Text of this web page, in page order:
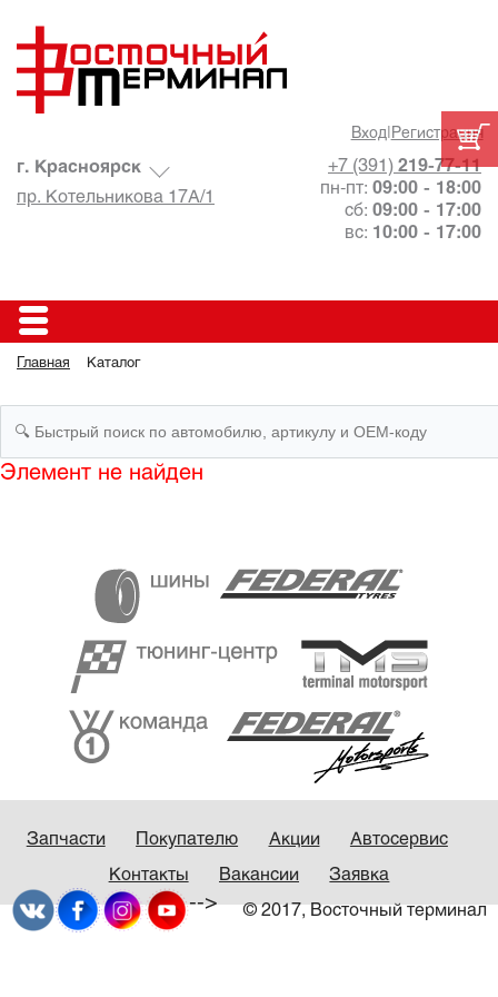
Вход| Регистрация
+7 (391) 219-77-11
пн-пт: 09:00 - 18:00
сб: 09:00 - 17:00
вс: 10:00 - 17:00
г. Красноярск
пр. Котельникова 17А/1
Главная Каталог
Элемент не найден
Запчасти Покупателю Акции Автосервис
Контакты Вакансии Заявка
© 2017, Восточный терминал
-->